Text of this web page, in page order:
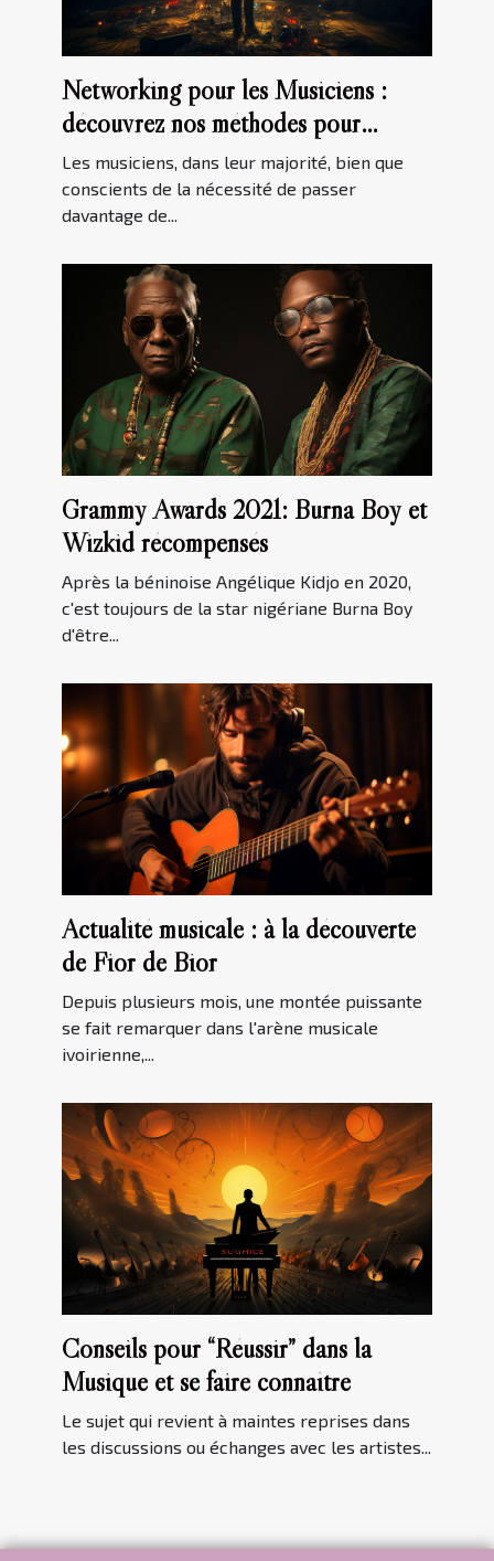
Networking pour les Musiciens :
découvrez nos méthodes pour
développer votre Réseau
Les musiciens, dans leur majorité, bien que
conscients de la nécessité de passer
davantage de...
Grammy Awards 2021: Burna Boy et
Wizkid récompensés
Après la béninoise Angélique Kidjo en 2020,
c'est toujours de la star nigériane Burna Boy
d'être...
Actualité musicale : à la découverte
de Fior de Bior
Depuis plusieurs mois, une montée puissante
se fait remarquer dans l'arène musicale
ivoirienne,...
Conseils pour “Réussir” dans la
Musique et se faire connaître
Le sujet qui revient à maintes reprises dans
les discussions ou échanges avec les artistes...